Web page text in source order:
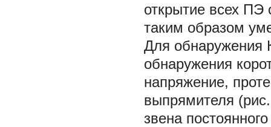
открытие всех ПЭ
таким образом
Для обнаружения
обнаружения
напряжение,
выпрямителя
звена